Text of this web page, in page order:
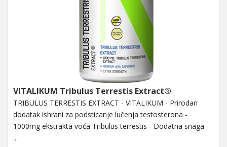
VITALIKUM Tribulus Terrestis Extract®
TRIBULUS TERRESTIS EXTRACT - VITALIKUM - Prirodan
dodatak ishrani za podsticanje lučenja testosterona -
1000mg ekstrakta voća Tribulus terrestis - Dodatna snaga -
...